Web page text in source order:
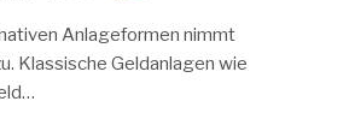
Anlageformen nimmt
Klassische Geldanlagen wie